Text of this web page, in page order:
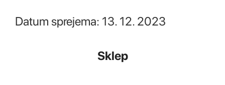
Datum sprejema: 13. 12. 2023
Sklep